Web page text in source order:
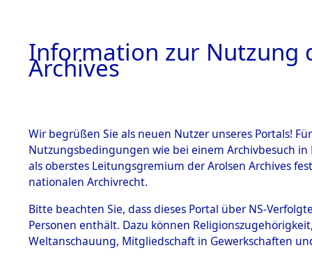
BESTÄNDE
1.
Inhaftierungsdoku
mente
1.2.9 Beim ITS
0001
Information zur Nutzung
Archives
Wir begrüßen Sie als neuen Nutzer unseres Portals!
Nutzungsbedingungen wie bei einem Archivbesuch
als oberstes Leitungsgremium der Arolsen Archives
nationalen Archivrecht.
Bitte beachten Sie, dass dieses Portal über NS-
Personen enthält. Dazu können
Weltanschauung, Mitgliedschaft in Gewerkschaften